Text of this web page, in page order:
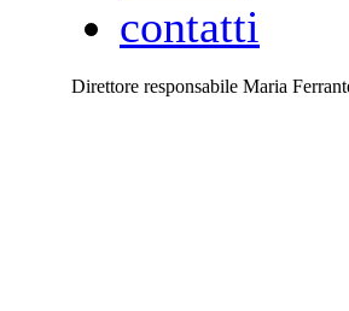
contatti
Direttore responsabile Maria